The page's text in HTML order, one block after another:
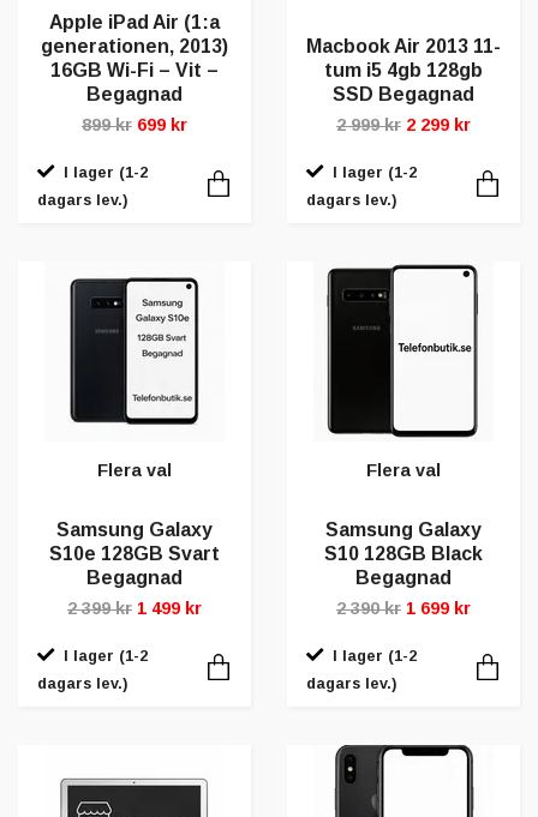
Apple iPad Air (1:a
generationen, 2013)
16GB Wi-Fi – Vit –
Begagnad
899 kr 699 kr
I lager (1-2
dagars lev.)
Macbook Air 2013 11-
tum i5 4gb 128gb
SSD Begagnad
2 999 kr 2 299 kr
I lager (1-2
dagars lev.)
Flera val
Samsung Galaxy
S10e 128GB Svart
Begagnad
2 399 kr 1 499 kr
I lager (1-2
dagars lev.)
Flera val
Samsung Galaxy
S10 128GB Black
Begagnad
2 390 kr 1 699 kr
I lager (1-2
dagars lev.)